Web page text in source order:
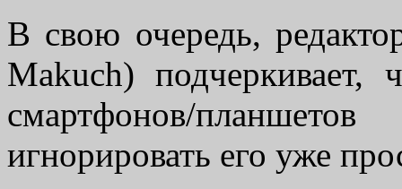
В свою очередь,
Makuch)
смартфонов/
игнорировать его уже